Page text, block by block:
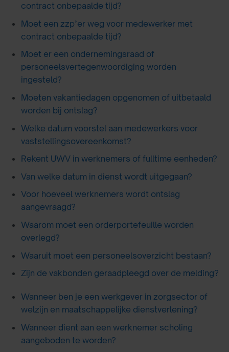
contract onbepaalde tijd?
Moet een zzp’er weg voor medewerker met
contract onbepaalde tijd?
Moet er een ondernemingsraad of
personeelsvertegenwoordiging worden
ingesteld?
Moeten vakantiedagen opgenomen of uitbetaald
worden bij ontslag?
Welke datum voorstel aan medewerkers voor
vaststellingsovereenkomst?
Rekent UWV in werknemers of fulltime eenheden?
Van welke datum in dienst wordt uitgegaan?
Voor hoeveel werknemers wordt ontslag
aangevraagd?
Waarom moet een orderportefeuille worden
overlegd?
Waaruit moet een personeelsoverzicht bestaan?
Zijn de vakbonden geraadpleegd over de melding?
Wanneer ben je een werkgever in zorgsector of
welzijn en maatschappelijke dienstverlening?
Wanneer dient aan een werknemer scholing
aangeboden te worden?